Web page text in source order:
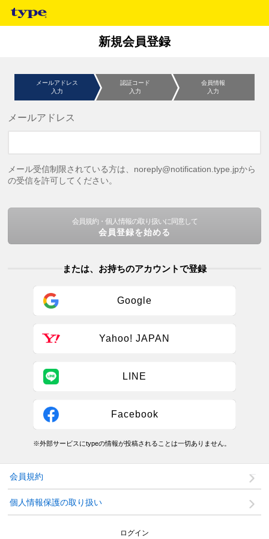
新規会員登録
メールアドレス
入力
認証コード
入力
会員情報
入力
メールアドレス
メール受信制限されている方は、noreply@notification.type.jpから
の受信を許可してください。
会員規約・個人情報の取り扱いに同意して
会員登録を始める
または、お持ちのアカウントで登録
Google
Yahoo! JAPAN
LINE
Facebook
※外部サービスにtypeの情報が投稿されることは一切ありません。
会員規約
個人情報保護の取り扱い
ログイン